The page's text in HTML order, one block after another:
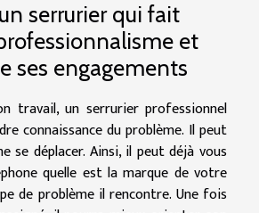
serrurier qui fait
et
ses engagements
travail, un serrurier professionnel
connaissance du problème. Il peut
se déplacer. Ainsi, il peut déjà vous
quelle est la marque de votre
de problème il rencontre. Une fois